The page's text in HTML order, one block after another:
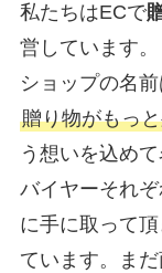
私たちはECで
営しています。
ショップの名前
贈り物がもっ
う想いを込めて
バイヤーそれ
に手に取って
ています。ま